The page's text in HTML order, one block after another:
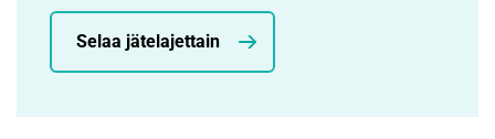
Selaa jätelajettain